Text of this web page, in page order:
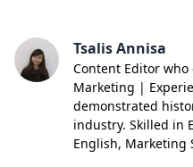
Tsalis Annisa
Content Editor
Marketing |
demonstrated
industry. Skilled in
English, Marketing